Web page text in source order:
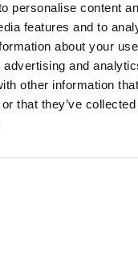
personalise content
features and to
about your
and
other information
that they’ve
MJM
Emerald
VS